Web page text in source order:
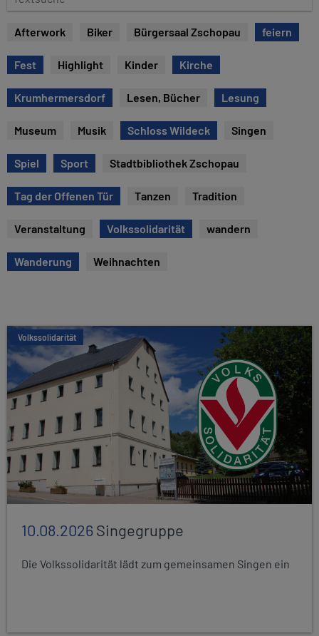
e
s
u
c
Afterwork Biker Bürgersaal Zschopau feiern
Fest Highlight Kinder Kirche
Krumhermersdorf Lesen, Bücher Lesung
Museum Musik Schloss Wildeck Singen
Spiel Sport Stadtbibliothek Zschopau
Tag der Offenen Tür Tanzen Tradition
Veranstaltung Volkssolidarität wandern
Wanderung Weihnachten
Volkssolidarität
10.08.2026Singegruppe
Die Volkssolidarität lädt zum gemeinsamen Singen ein